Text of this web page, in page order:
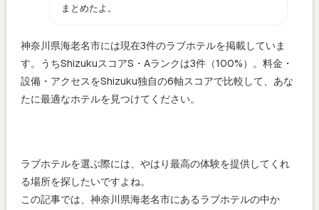
まとめたよ。
神奈川県海老名市には現在3件のラブホテルを掲載していま
す。うちShizukuスコアS・Aランクは3件（100%）。料金・
設備・アクセスをShizuku独自の6軸スコアで比較して、あな
たに最適なホテルを見つけてください。
ラブホテルを選ぶ際には、やはり最高の体験を提供してくれ
る場所を探したいですよね。
この記事では、神奈川県海老名市にあるラブホテルの中か